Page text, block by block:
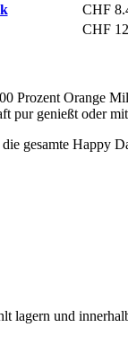
CHF
CHF
Prozent Orange
pur genießt oder
gesamte Happy
lagern und